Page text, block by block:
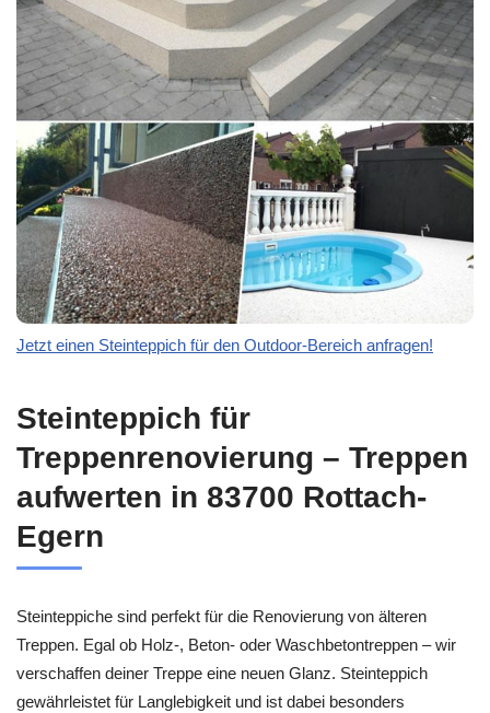
Jetzt einen Steinteppich für den Outdoor-Bereich anfragen!
Steinteppich für
Treppenrenovierung – Treppen
aufwerten in 83700 Rottach-
Egern
Steinteppiche sind perfekt für die Renovierung von älteren
Treppen. Egal ob Holz-, Beton- oder Waschbetontreppen – wir
verschaffen deiner Treppe eine neuen Glanz. Steinteppich
gewährleistet für Langlebigkeit und ist dabei besonders